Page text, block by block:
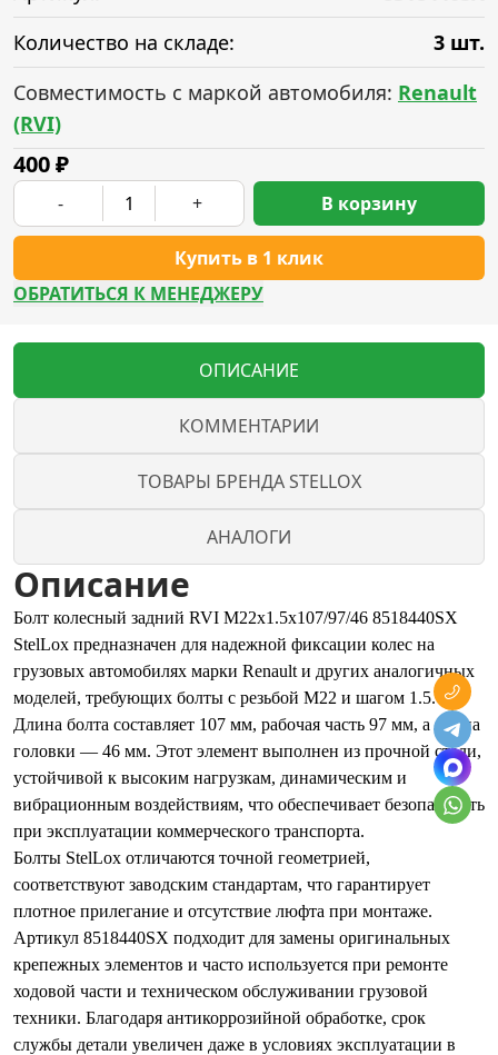
Количество на складе:
3 шт.
Совместимость с маркой автомобиля: Renault
(RVI)
400₽
- +
Купить в 1 клик
В корзину
ОБРАТИТЬСЯ К МЕНЕДЖЕРУ
ОПИСАНИЕ
КОММЕНТАРИИ
ТОВАРЫ БРЕНДА STELLOX
АНАЛОГИ
Описание
Болт колесный задний RVI M22x1.5x107/97/46 8518440SX
StelLox предназначен для надежной фиксации колес на
грузовых автомобилях марки Renault и других аналогичных
моделей, требующих болты с резьбой М22 и шагом 1.5.
Длина болта составляет 107 мм, рабочая часть 97 мм, а длина
головки — 46 мм. Этот элемент выполнен из прочной стали,
устойчивой к высоким нагрузкам, динамическим и
вибрационным воздействиям, что обеспечивает безопасность
при эксплуатации коммерческого транспорта.
Болты StelLox отличаются точной геометрией,
соответствуют заводским стандартам, что гарантирует
плотное прилегание и отсутствие люфта при монтаже.
Артикул 8518440SX подходит для замены оригинальных
крепежных элементов и часто используется при ремонте
ходовой части и техническом обслуживании грузовой
техники. Благодаря антикоррозийной обработке, срок
службы детали увеличен даже в условиях эксплуатации в